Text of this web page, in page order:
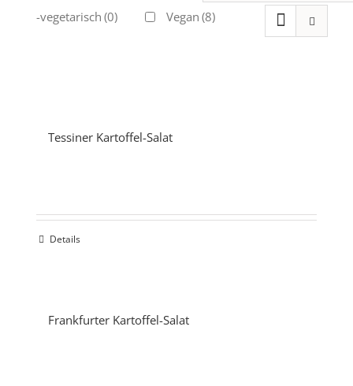
Ovo-vegetarisch (0) Vegan (8)
Tessiner Kartoffel-Salat
Details
Frankfurter Kartoffel-Salat